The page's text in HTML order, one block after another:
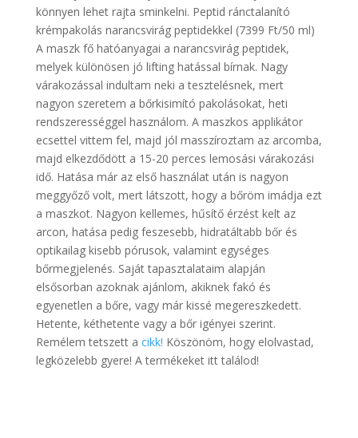
könnyen lehet rajta sminkelni. Peptid ránctalanító
krémpakolás narancsvirág peptidekkel (7399 Ft/50 ml)
A maszk fő hatóanyagai a narancsvirág peptidek,
melyek különösen jó lifting hatással bírnak. Nagy
várakozással indultam neki a tesztelésnek, mert
nagyon szeretem a bőrkisimító pakolásokat, heti
rendszerességgel használom. A maszkos applikátor
ecsettel vittem fel, majd jól masszíroztam az arcomba,
majd elkezdődött a 15-20 perces lemosási várakozási
idő. Hatása már az első használat után is nagyon
meggyőző volt, mert látszott, hogy a bőröm imádja ezt
a maszkot. Nagyon kellemes, hűsítő érzést kelt az
arcon, hatása pedig feszesebb, hidratáltabb bőr és
optikailag kisebb pórusok, valamint egységes
bőrmegjelenés. Saját tapasztalataim alapján
elsősorban azoknak ajánlom, akiknek fakó és
egyenetlen a bőre, vagy már kissé megereszkedett.
Hetente, kéthetente vagy a bőr igényei szerint.
Remélem tetszett a cikk! Köszönöm, hogy elolvastad,
legközelebb gyere! A termékeket itt találod!